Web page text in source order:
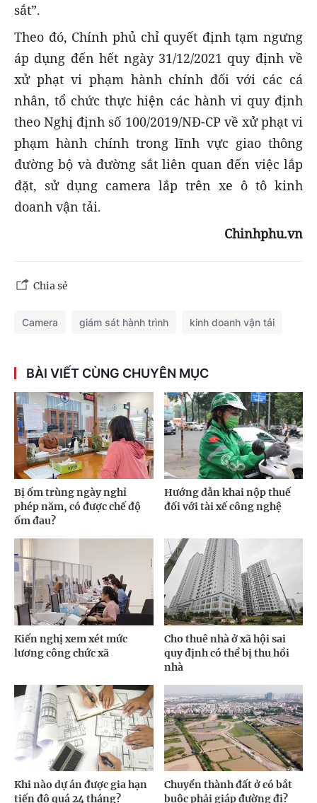
sắt”.
Theo đó, Chính phủ chỉ quyết định tạm ngưng
áp dụng đến hết ngày 31/12/2021 quy định về
xử phạt vi phạm hành chính đối với các cá
nhân, tổ chức thực hiện các hành vi quy định
theo Nghị định số 100/2019/NĐ-CP về xử phạt vi
phạm hành chính trong lĩnh vực giao thông
đường bộ và đường sắt liên quan đến việc lắp
đặt, sử dụng camera lắp trên xe ô tô kinh
doanh vận tải.
Chinhphu.vn
Chia sẻ
Camera giám sát hành trình kinh doanh vận tải
BÀI VIẾT CÙNG CHUYÊN MỤC
Bị ốm trùng ngày nghỉ
phép năm, có được chế độ
ốm đau?
Hướng dẫn khai nộp thuế
đối với tài xế công nghệ
Kiến nghị xem xét mức
lương công chức xã
Cho thuê nhà ở xã hội sai
quy định có thể bị thu hồi
nhà
Khi nào dự án được gia hạn
tiến độ quá 24 tháng?
Chuyển thành đất ở có bắt
buộc phải giáp đường đi?